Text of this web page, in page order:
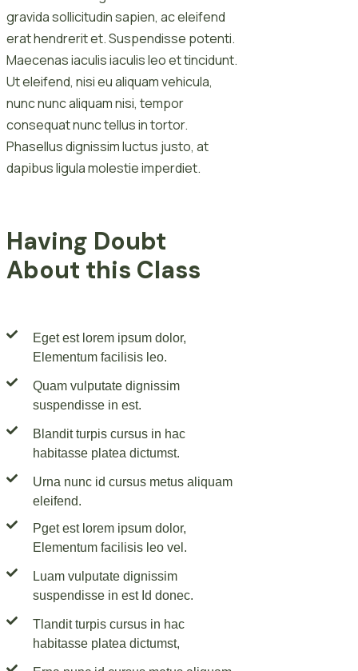
gravida sollicitudin sapien, ac eleifend
erat hendrerit et. Suspendisse potenti.
Maecenas iaculis iaculis leo et tincidunt.
Ut eleifend, nisi eu aliquam vehicula,
nunc nunc aliquam nisi, tempor
consequat nunc tellus in tortor.
Phasellus dignissim luctus justo, at
dapibus ligula molestie imperdiet.
Having Doubt
About this Class
Eget est lorem ipsum dolor,
Elementum facilisis leo.
Quam vulputate dignissim
suspendisse in est.
Blandit turpis cursus in hac
habitasse platea dictumst.
Urna nunc id cursus metus aliquam
eleifend.
Pget est lorem ipsum dolor,
Elementum facilisis leo vel.
Luam vulputate dignissim
suspendisse in est Id donec.
Tlandit turpis cursus in hac
habitasse platea dictumst,